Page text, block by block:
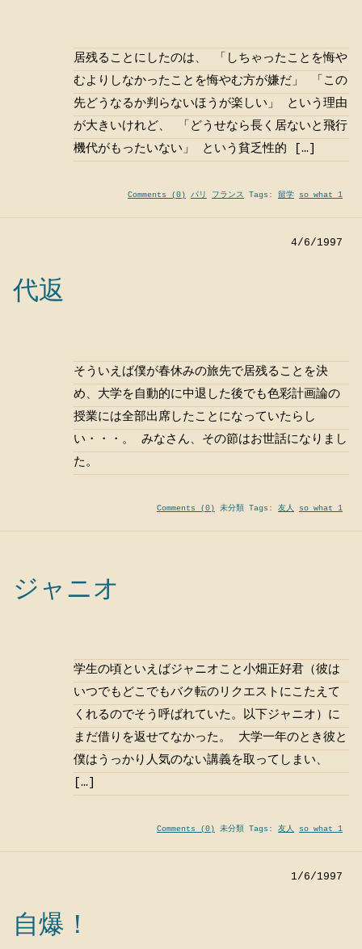
居残ることにしたのは、 「しちゃったことを悔や
むよりしなかったことを悔やむ方が嫌だ」 「この
先どうなるか判らないほうが楽しい」 という理由
が大きいけれど、 「どうせなら長く居ないと飛行
機代がもったいない」 という貧乏性的 […]
Comments (0) パリ フランス Tags: 留学 so what 1
4/6/1997
代返
そういえば僕が春休みの旅先で居残ることを決
め、大学を自動的に中退した後でも色彩計画論の
授業には全部出席したことになっていたらし
い・・・。 みなさん、その節はお世話になりまし
た。
Comments (0) 未分類 Tags: 友人 so what 1
ジャニオ
学生の頃といえばジャニオこと小畑正好君（彼は
いつでもどこでもバク転のリクエストにこたえて
くれるのでそう呼ばれていた。以下ジャニオ）に
まだ借りを返せてなかった。 大学一年のとき彼と
僕はうっかり人気のない講義を取ってしまい、
[…]
Comments (0) 未分類 Tags: 友人 so what 1
1/6/1997
自爆！